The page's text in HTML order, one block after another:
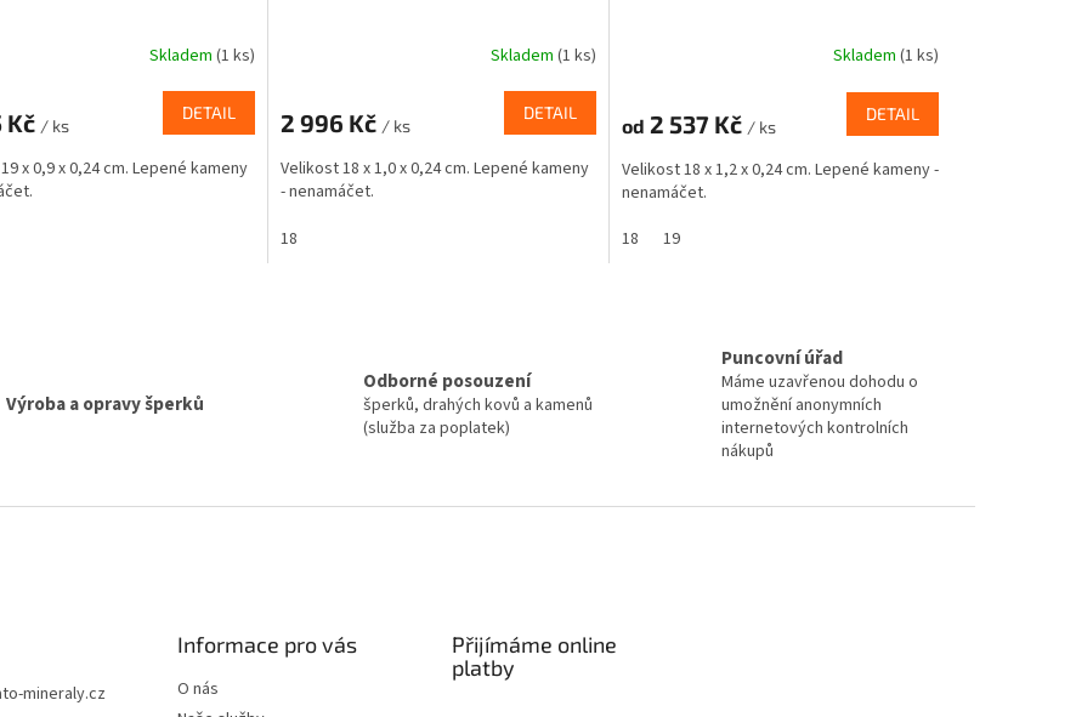
Skladem (1 ks)
Kč / ks
DETAIL
x 0,9 x 0,24 cm. Lepené kameny
Skladem (1 ks)
2 996 Kč / ks
DETAIL
Velikost 18 x 1,0 x 0,24 cm. Lepené kameny
- nenamáčet.
18
Skladem (1 ks)
od 2 537 Kč / ks
DETAIL
Velikost 18 x 1,2 x 0,24 cm. Lepené kameny -
nenamáčet.
18
19
d
a
c
r
Výroba a opravy šperků
Odborné posouzení
šperků, drahých kovů a kamenů
(služba za poplatek)
Puncovní úřad
Máme uzavřenou dohodu o
umožnění anonymních
internetových kontrolních
nákupů
mineraly.cz
Informace pro vás
O nás
Přijímáme online
platby